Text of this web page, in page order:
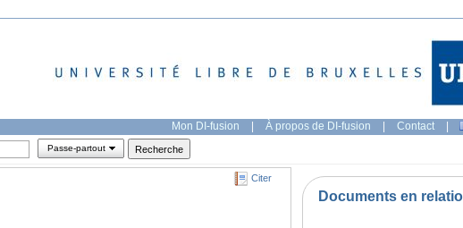
Mon DI-fusion | À propos de DI-fusion | Contact |
Passe-partout
Citer
Documents en